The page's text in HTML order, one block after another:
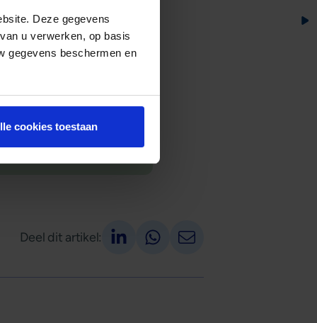
Deze gegevens
u verwerken, op basis
gegevens beschermen en
cookies toestaan
woningbouw en
Deel dit artikel: Deel op LinkedIn
Deel via Whatsapp
Deel via email